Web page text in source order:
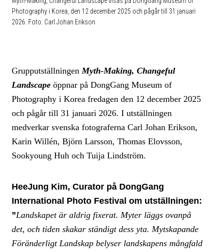
Photography i Korea, den 12 december 2025 och pågår till 31 januari
2026. Foto: Carl Johan Erikson
GrupputställningenMyth-Making, Changeful
Landscape öppnar på DongGang Museum of
Photography i Korea fredagen den 12 december 2025
och pågår till 31 januari 2026. I utställningen
medverkar svenska fotograferna Carl Johan Erikson,
Karin Willén, Björn Larsson, Thomas Elovsson,
Sookyoung Huh och Tuija Lindström.
HeeJung Kim, Curator på DongGang
International Photo Festival om utställningen:
”Landskapet är aldrig fixerat. Myter läggs ovanpå
det, och tiden skakar ständigt dess yta. Mytskapande
Föränderligt Landskap belyser landskapens mångfald